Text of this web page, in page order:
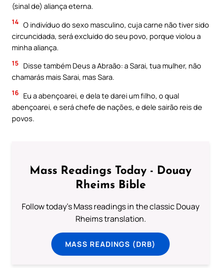
(sinal de) aliança eterna.
14 O indivíduo do sexo masculino, cuja carne não tiver sido
circuncidada, será excluido do seu povo, porque violou a
minha aliança.
15
Disse também Deus a Abraão: a Sarai, tua mulher, não
chamarás mais Sarai, mas Sara.
16 Eu a abençoarei, e dela te darei um filho, o qual
abençoarei, e será chefe de nações, e dele sairão reis de
povos.
Mass Readings Today - Douay
Rheims Bible
Follow today's Mass readings in the classic Douay
Rheims translation.
MASS READINGS (DRB)